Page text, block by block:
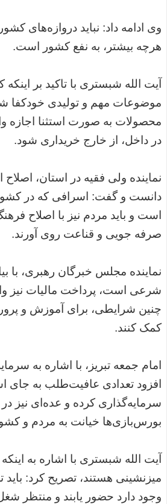
وی ادامه داد: نباید دروازه‌های
هرچه بیشتر، به نفع کشور است.
آیت الله شبستری با تاکید بر
موضوعات مهم و تولیدی خودکفا
محصولات به صورت استثنا اجازه
در داخل، از خارج خریداری شود.
نماینده ولی فقیه در استان،
دانست و گفت: اسرافی که در کشور
است و باید مردم نیز با اصلاح
صرفه جویی و قناعت روی آورند.
نماینده مجلس خبرگان رهبری،
شرعی است، پرداخت مالیات نیز
چنین شرایطی، برای آموزش و
کمک کنند.
امام جمعه تبریز، با اشاره به
افزود تعدادی عافیت‌طلب به جای
سرمایه‌گذاری کرده و عده‌ای نیز
بورس‌بازی‌ها خیانت به مردم و
آیت الله شبستری با اشاره به
میز‌نشینی هستند، تصریح کرد:
وجود دارد حضور یابند و منتظر